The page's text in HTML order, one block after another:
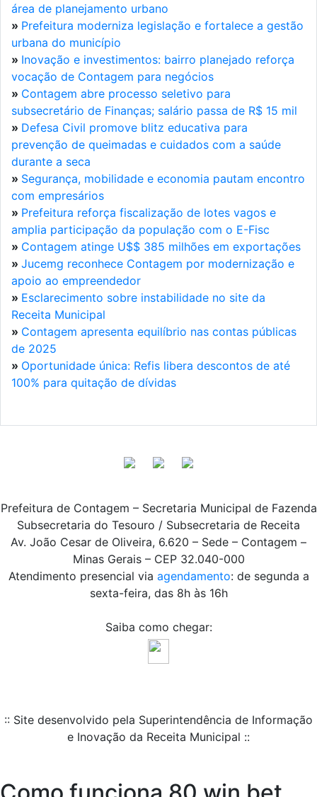
área de planejamento urbano
» Prefeitura moderniza legislação e fortalece a gestão
urbana do município
» Inovação e investimentos: bairro planejado reforça
vocação de Contagem para negócios
» Contagem abre processo seletivo para
subsecretário de Finanças; salário passa de R$ 15 mil
» Defesa Civil promove blitz educativa para
prevenção de queimadas e cuidados com a saúde
durante a seca
» Segurança, mobilidade e economia pautam encontro
com empresários
» Prefeitura reforça fiscalização de lotes vagos e
amplia participação da população com o E-Fisc
» Contagem atinge U$$ 385 milhões em exportações
» Jucemg reconhece Contagem por modernização e
apoio ao empreendedor
» Esclarecimento sobre instabilidade no site da
Receita Municipal
» Contagem apresenta equilíbrio nas contas públicas
de 2025
» Oportunidade única: Refis libera descontos de até
100% para quitação de dívidas
Prefeitura de Contagem – Secretaria Municipal de Fazenda
Subsecretaria do Tesouro / Subsecretaria de Receita
Av. João Cesar de Oliveira, 6.620 – Sede – Contagem –
Minas Gerais – CEP 32.040-000
Atendimento presencial via agendamento: de segunda a
sexta-feira, das 8h às 16h
Saiba como chegar:
:: Site desenvolvido pela Superintendência de Informação
e Inovação da Receita Municipal ::